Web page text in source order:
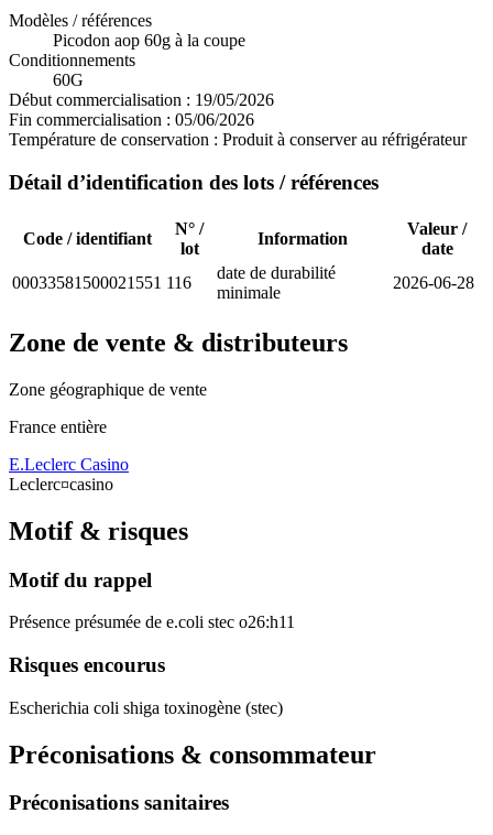
Modèles / références
Picodon aop 60g à la coupe
Conditionnements
60G
Début commercialisation : 19/05/2026
Fin commercialisation : 05/06/2026
Température de conservation : Produit à conserver au réfrigérateur
Détail d’identification des lots / références
Code / identifiant
N° /
lot
Information
Valeur /
date
00033581500021551 116
date de durabilité
minimale
2026-06-28
Zone de vente & distributeurs
Zone géographique de vente
France entière
E.Leclerc Casino
Leclerc¤casino
Motif & risques
Motif du rappel
Présence présumée de e.coli stec o26:h11
Risques encourus
Escherichia coli shiga toxinogène (stec)
Préconisations & consommateur
Préconisations sanitaires